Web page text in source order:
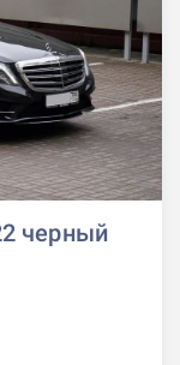
черный